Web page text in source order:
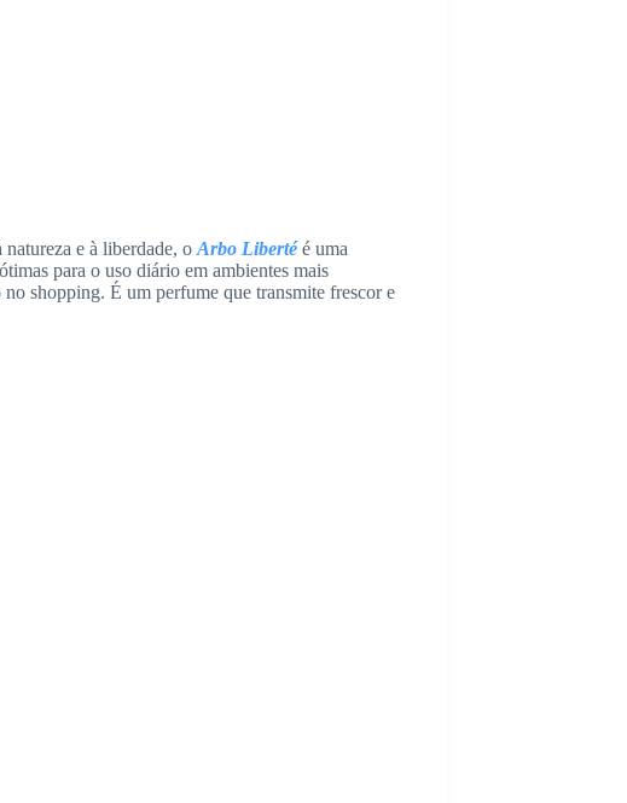
e à liberdade, o Arbo Libertéé uma
para o uso diário em ambientes mais
shopping. É um perfume que transmite frescor e